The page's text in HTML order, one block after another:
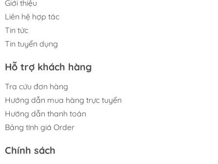
Giới thiệu
Liên hệ hợp tác
Tin tức
Tin tuyển dụng
Hỗ trợ khách hàng
Tra cứu đơn hàng
Hướng dẫn mua hàng trực tuyến
Hướng dẫn thanh toán
Bảng tính giá Order
Chính sách